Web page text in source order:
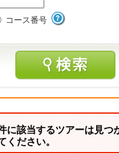
コース番号
に該当するツアーは見つ
ください。